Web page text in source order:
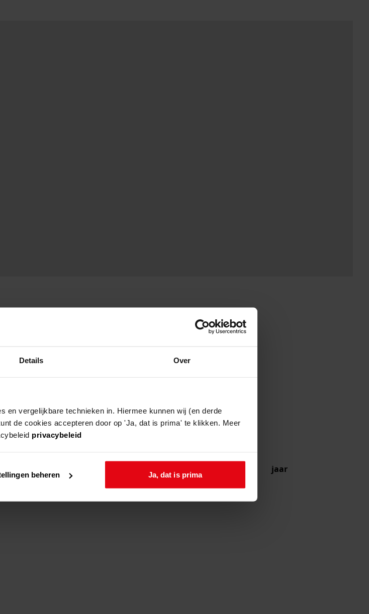
Details Over
en vergelijkbare technieken in. Hiermee kunnen wij (en derde
de cookies accepteren door op 'Ja, dat is prima' te klikken. Meer
privacybeleid
beheren Ja, dat is prima
jaar